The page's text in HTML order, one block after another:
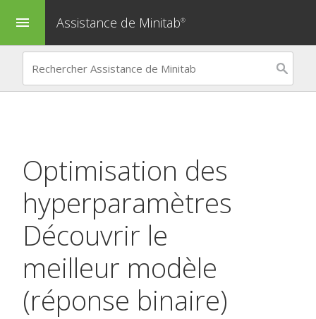
menu Assistance de Minitab®
Optimisation des
hyperparamètres
Découvrir le
meilleur modèle
(réponse binaire)